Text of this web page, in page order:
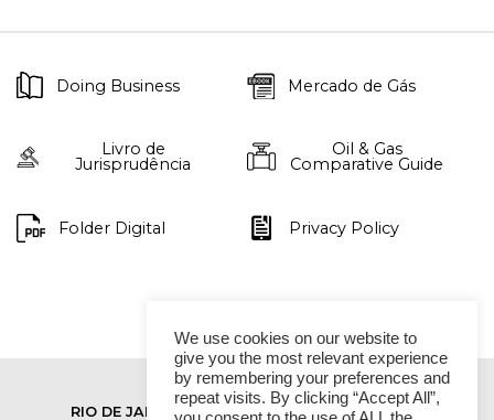
Doing Business Mercado de Gás
Livro de
Jurisprudência
Oil & Gas
Comparative Guide
Folder Digital Privacy Policy
RIO DE JANEIRO SÃO PAULO
We use cookies on our website to
give you the most relevant experience
by remembering your preferences and
repeat visits. By clicking “Accept All”,